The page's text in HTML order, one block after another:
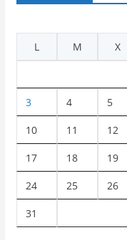
L
M X
3 4 5
10 11 12
17 18 19
24 25 26
31